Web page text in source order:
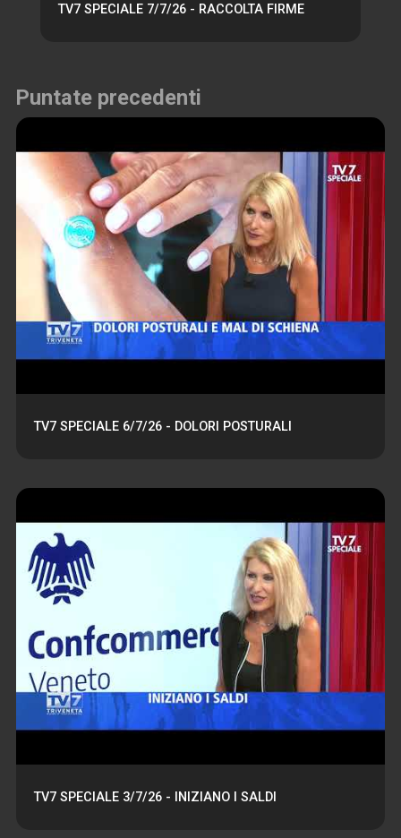
TV7 SPECIALE 7/7/26 - RACCOLTA FIRME
Puntate precedenti
TV7 SPECIALE 6/7/26 - DOLORI POSTURALI
TV7 SPECIALE 3/7/26 - INIZIANO I SALDI